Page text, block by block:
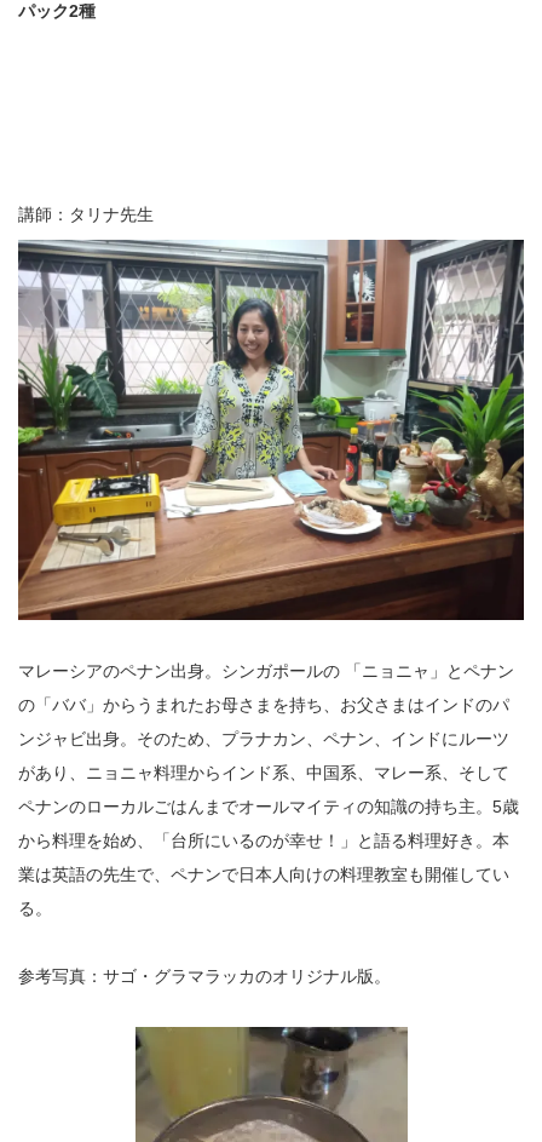
パック2種
講師：タリナ先生
マレーシアのペナン出身。シンガポールの 「ニョニャ」とペナン
の「ババ」からうまれたお母さまを持ち、お父さまはインドのパ
ンジャビ出身。そのため、プラナカン、ペナン、インドにルーツ
があり、ニョニャ料理からインド系、中国系、マレー系、そして
ペナンのローカルごはんまでオールマイティの知識の持ち主。5歳
から料理を始め、「台所にいるのが幸せ！」と語る料理好き。本
業は英語の先生で、ペナンで日本人向けの料理教室も開催してい
る。
参考写真：サゴ・グラマラッカのオリジナル版。